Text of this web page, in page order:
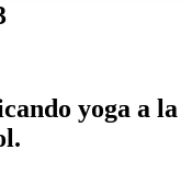
yoga a la